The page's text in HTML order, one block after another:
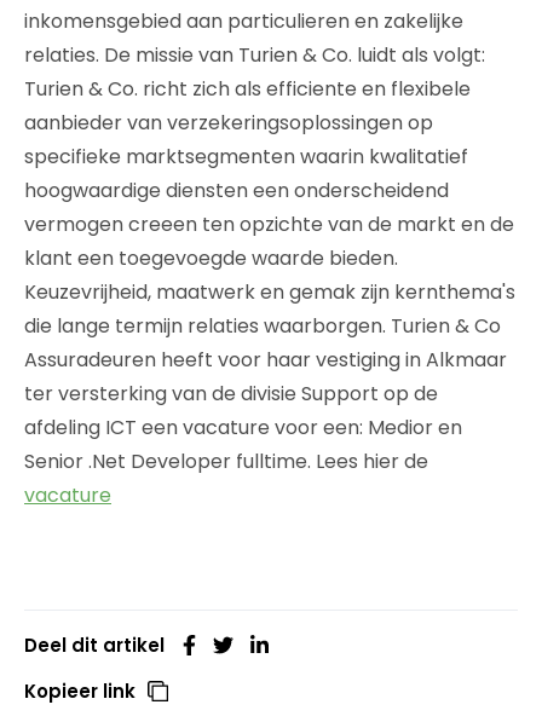
inkomensgebied aan particulieren en zakelijke
relaties. De missie van Turien & Co. luidt als volgt:
Turien & Co. richt zich als efficiente en flexibele
aanbieder van verzekeringsoplossingen op
specifieke marktsegmenten waarin kwalitatief
hoogwaardige diensten een onderscheidend
vermogen creeen ten opzichte van de markt en de
klant een toegevoegde waarde bieden.
Keuzevrijheid, maatwerk en gemak zijn kernthema's
die lange termijn relaties waarborgen. Turien & Co
Assuradeuren heeft voor haar vestiging in Alkmaar
ter versterking van de divisie Support op de
afdeling ICT een vacature voor een: Medior en
Senior .Net Developer fulltime. Lees hier de
vacature
Deel dit artikel
Kopieer link